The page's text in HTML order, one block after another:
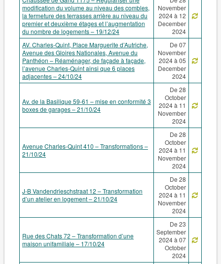
modification du volume au niveau des combles,
la fermeture des terrasses arrière au niveau du
premier et deuxième étages et l’augmentation
du nombre de logements – 19/12/24
November
2024 à 12
December
2024
AV. Charles-Quint, Place Marguerite d’Autriche,
Avenue des Gloires Nationales, Avenue du
Panthéon – Réaménager, de façade à façade,
l’avenue Charles-Quint ainsi que 6 places
adjacentes – 24/10/24
De 07
November
2024 à 05
December
2024
Av. de la Basilique 59-61 – mise en conformité 3
boxes de garages – 21/10/24
De 28
October
2024 à 11
November
2024
Avenue Charles-Quint 410 – Transformations –
21/10/24
De 28
October
2024 à 11
November
2024
J-B Vandendrieschstraat 12 – Transformation
d’un atelier en logement – 21/10/24
De 28
October
2024 à 11
November
2024
Rue des Chats 72 – Transformation d’une
maison unifamiliale – 17/10/24
De 23
September
2024 à 07
October
2024